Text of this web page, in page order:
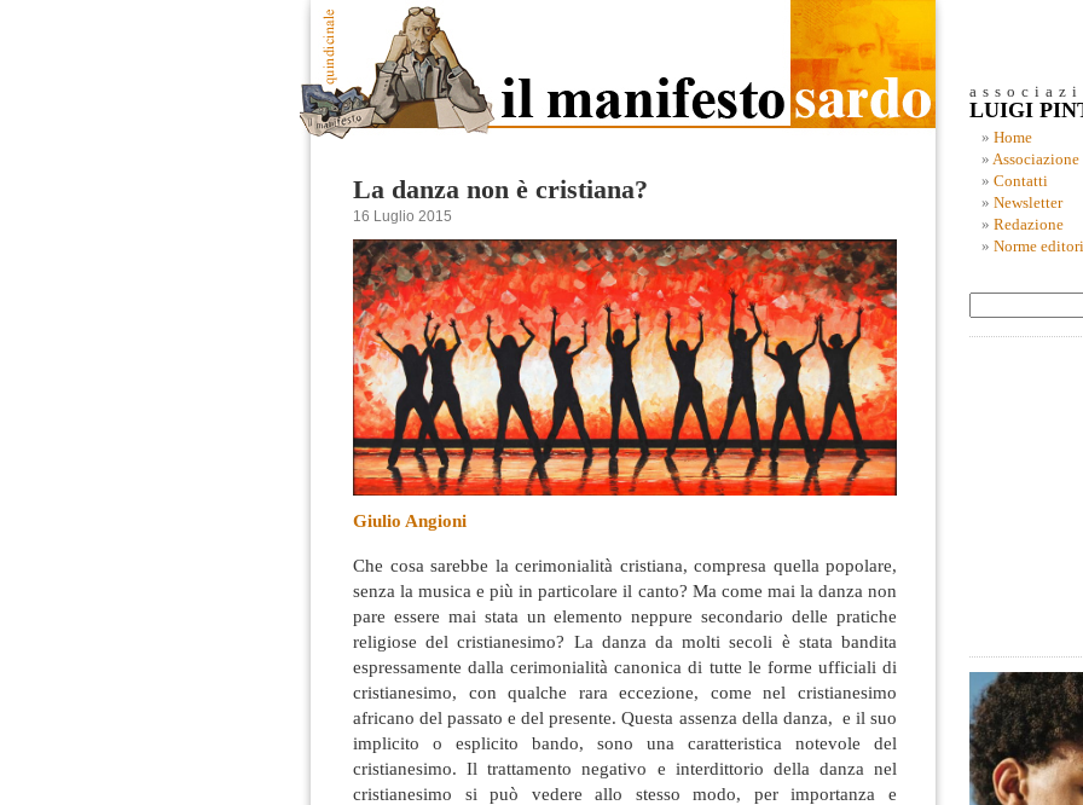
La danza non è cristiana?
16 Luglio 2015
Giulio Angioni
Che cosa sarebbe la cerimonialità cristiana, compresa quella popolare,
senza la musica e più in particolare il canto? Ma come mai la danza non
pare essere mai stata un elemento neppure secondario delle pratiche
religiose del cristianesimo? La danza da molti secoli è stata bandita
espressamente dalla cerimonialità canonica di tutte le forme ufficiali di
cristianesimo, con qualche rara eccezione, come nel cristianesimo
africano del passato e del presente. Questa assenza della danza, e il suo
implicito o esplicito bando, sono una caratteristica notevole del
cristianesimo. Il trattamento negativo e interdittorio della danza nel
cristianesimo si può vedere allo stesso modo, per importanza e
LUIGI
Home
Associazione
Contatti
Newsletter
Redazione
Norme